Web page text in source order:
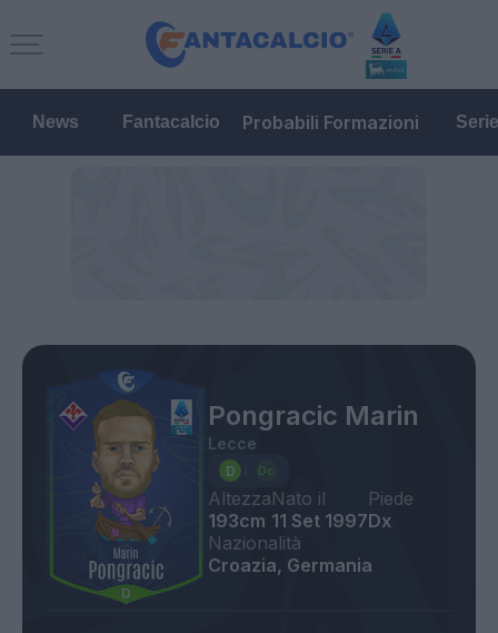
News Fantacalcio Probabili Formazioni
Pongracic Marin
Lecce
Altezza
193cm
Nato il
11 Set 1997
Piede
Dx
Nazionalità
Croazia, Germania